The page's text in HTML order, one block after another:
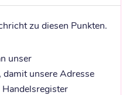
zu diesen Punkten.
unser
unsere Adresse